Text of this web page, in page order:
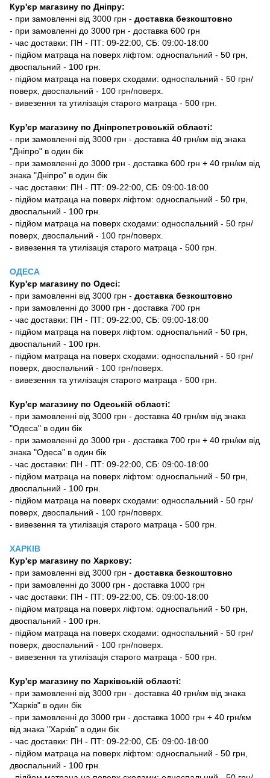
Кур'єр магазину по Дніпру:
- при замовленні від 3000 грн - доставка безкоштовно
- при замовленні до 3000 грн - доставка 600 грн
- час доставки: ПН - ПТ: 09-22:00, СБ: 09:00-18:00
- підйом матраца на поверх ліфтом: односпальний - 50 грн,
двоспальний - 100 грн.
- підйом матраца на поверх сходами: односпальний - 50 грн/
поверх, двоспальний - 100 грн/поверх.
- вивезення та утилізація старого матраца - 500 грн.
Кур'єр магазину по Дніпропетровській області:
- при замовленні від 3000 грн - доставка 40 грн/км від знака
"Дніпро" в один бік
- при замовленні до 3000 грн - доставка 600 грн + 40 грн/км від
знака "Дніпро" в один бік
- час доставки: ПН - ПТ: 09-22:00, СБ: 09:00-18:00
- підйом матраца на поверх ліфтом: односпальний - 50 грн,
двоспальний - 100 грн.
- підйом матраца на поверх сходами: односпальний - 50 грн/
поверх, двоспальний - 100 грн/поверх.
- вивезення та утилізація старого матраца - 500 грн.
ОДЕСА
Кур'єр магазину по Одесі:
- при замовленні від 3000 грн - доставка безкоштовно
- при замовленні до 3000 грн - доставка 700 грн
- час доставки: ПН - ПТ: 09-22:00, СБ: 09:00-18:00
- підйом матраца на поверх ліфтом: односпальний - 50 грн,
двоспальний - 100 грн.
- підйом матраца на поверх сходами: односпальний - 50 грн/
поверх, двоспальний - 100 грн/поверх.
- вивезення та утилізація старого матраца - 500 грн.
Кур'єр магазину по Одеській області:
- при замовленні від 3000 грн - доставка 40 грн/км від знака
"Одеса" в один бік
- при замовленні до 3000 грн - доставка 700 грн + 40 грн/км від
знака "Одеса" в один бік
- час доставки: ПН - ПТ: 09-22:00, СБ: 09:00-18:00
- підйом матраца на поверх ліфтом: односпальний - 50 грн,
двоспальний - 100 грн.
- підйом матраца на поверх сходами: односпальний - 50 грн/
поверх, двоспальний - 100 грн/поверх.
- вивезення та утилізація старого матраца - 500 грн.
ХАРКІВ
Кур'єр магазину по Харкову:
- при замовленні від 3000 грн - доставка безкоштовно
- при замовленні до 3000 грн - доставка 1000 грн
- час доставки: ПН - ПТ: 09-22:00, СБ: 09:00-18:00
- підйом матраца на поверх ліфтом: односпальний - 50 грн,
двоспальний - 100 грн.
- підйом матраца на поверх сходами: односпальний - 50 грн/
поверх, двоспальний - 100 грн/поверх.
- вивезення та утилізація старого матраца - 500 грн.
Кур'єр магазину по Харківській області:
- при замовленні від 3000 грн - доставка 40 грн/км від знака
"Харків" в один бік
- при замовленні до 3000 грн - доставка 1000 грн + 40 грн/км
від знака "Харків" в один бік
- час доставки: ПН - ПТ: 09-22:00, СБ: 09:00-18:00
- підйом матраца на поверх ліфтом: односпальний - 50 грн,
двоспальний - 100 грн.